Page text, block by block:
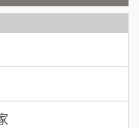
100萬 ~ 200萬